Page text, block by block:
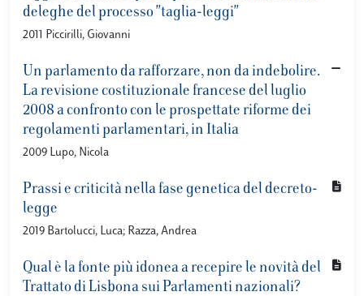
deleghe del processo "taglia-leggi"
2011 Piccirilli, Giovanni
Un parlamento da rafforzare, non da indebolire.
La revisione costituzionale francese del luglio
2008 a confronto con le prospettate riforme dei
regolamenti parlamentari, in Italia
2009 Lupo, Nicola
Prassi e criticità nella fase genetica del decreto-
legge
2019 Bartolucci, Luca; Razza, Andrea
Qual è la fonte più idonea a recepire le novità del
Trattato di Lisbona sui Parlamenti nazionali?